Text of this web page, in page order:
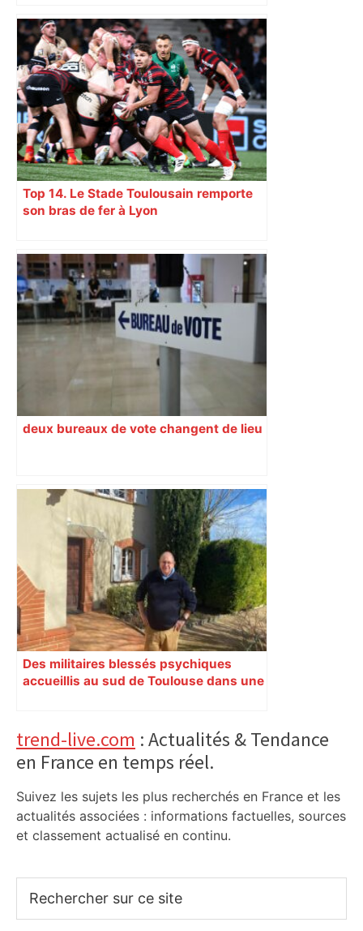
Où sortir ce week-end à Toulouse ?
Toulouse Vintage, Cinélatino, Salon
Occ’Ygène.. Voici nos 5 conseils –
ladepeche.fr
Top 14. Le Stade Toulousain remporte
son bras de fer à Lyon
deux bureaux de vote changent de lieu
Des militaires blessés psychiques
accueillis au sud de Toulouse dans une
Primary
Sidebar
trend-live.com : Actualités & Tendance
en France en temps réel.
Suivez les sujets les plus recherchés en France et les
actualités associées : informations factuelles, sources
et classement actualisé en continu.
sur